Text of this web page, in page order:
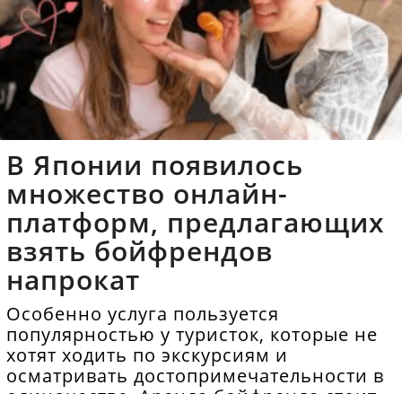
В Японии появилось
множество онлайн-
платформ, предлагающих
взять бойфрендов
напрокат
Особенно услуга пользуется
популярностью у туристок, которые не
хотят ходить по экскурсиям и
осматривать достопримечательности в